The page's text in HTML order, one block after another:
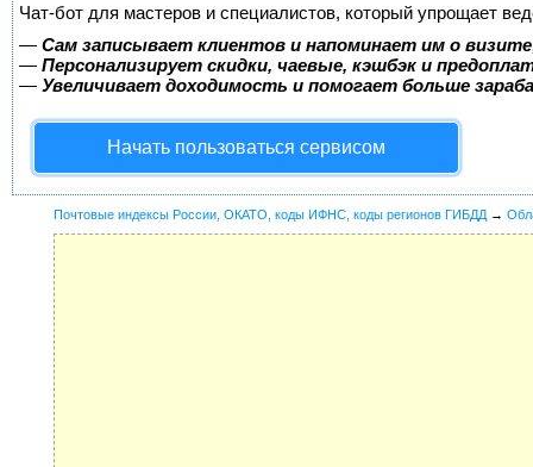
Чат-бот для мастеров и специалистов, который упрощает
— Сам записывает клиентов и напоминает им о
— Персонализирует скидки, чаевые, кэшбэк и
— Увеличивает доходимость и помогает больше
Начать пользоваться сервисом
Почтовые индексы России, ОКАТО, коды ИФНС, коды регионов ГИБДД →